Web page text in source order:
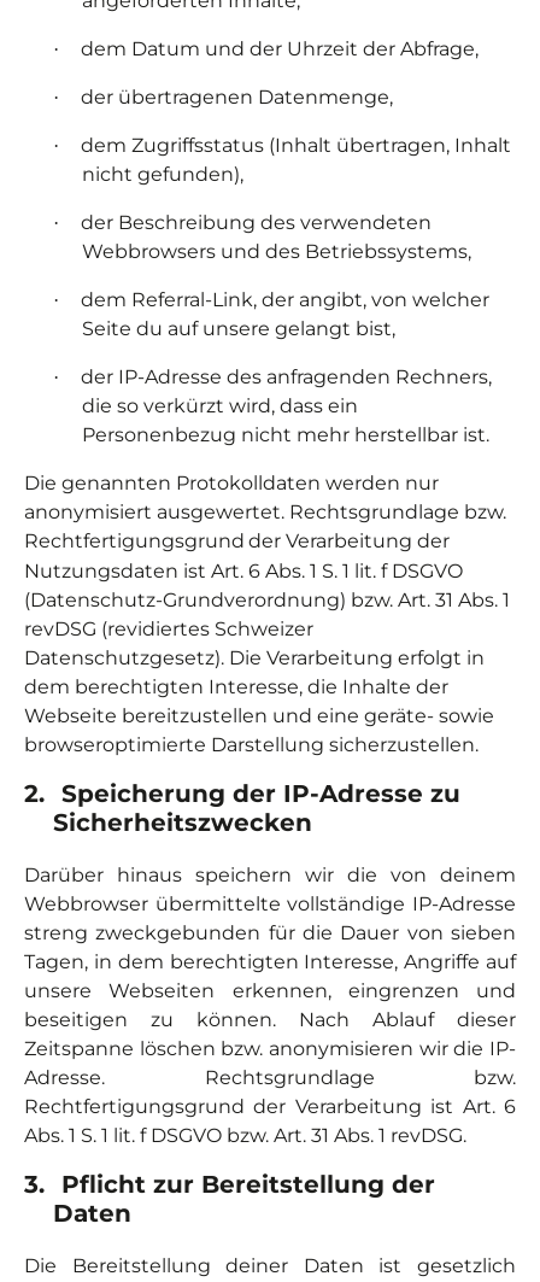
· dem Datum und der Uhrzeit der Abfrage,
· der übertragenen Datenmenge,
·
dem Zugriffsstatus (Inhalt übertragen, Inhalt
nicht gefunden),
·
der Beschreibung des verwendeten
Webbrowsers und des Betriebssystems,
·
dem Referral-Link, der angibt, von welcher
Seite du auf unsere gelangt bist,
·
der IP-Adresse des anfragenden Rechners,
die so verkürzt wird, dass ein
Personenbezug nicht mehr herstellbar ist.
Die genannten Protokolldaten werden nur
anonymisiert ausgewertet. Rechtsgrundlage bzw.
Rechtfertigungsgrund der Verarbeitung der
Nutzungsdaten ist Art. 6 Abs. 1 S. 1 lit. f DSGVO
(Datenschutz-Grundverordnung) bzw. Art. 31 Abs. 1
revDSG (revidiertes Schweizer
Datenschutzgesetz). Die Verarbeitung erfolgt in
dem berechtigten Interesse, die Inhalte der
Webseite bereitzustellen und eine geräte- sowie
browseroptimierte Darstellung sicherzustellen.
2. Speicherung der IP-Adresse zu
Sicherheitszwecken
Darüber hinaus speichern wir die von deinem
Webbrowser übermittelte vollständige IP-Adresse
streng zweckgebunden für die Dauer von sieben
Tagen, in dem berechtigten Interesse, Angriffe auf
unsere Webseiten erkennen, eingrenzen und
beseitigen zu können. Nach Ablauf dieser
Zeitspanne löschen bzw. anonymisieren wir die IP-
Adresse. Rechtsgrundlage bzw.
Rechtfertigungsgrund der Verarbeitung ist Art. 6
Abs. 1 S. 1 lit. f DSGVO bzw. Art. 31 Abs. 1 revDSG.
3.
Pflicht zur Bereitstellung der
Daten
Die Bereitstellung deiner Daten ist gesetzlich